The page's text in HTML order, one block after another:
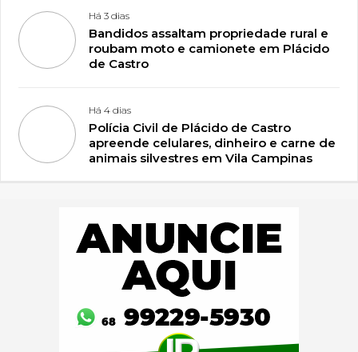
Há 3 dias
Bandidos assaltam propriedade rural e
roubam moto e camionete em Plácido
de Castro
Há 4 dias
Polícia Civil de Plácido de Castro
apreende celulares, dinheiro e carne de
animais silvestres em Vila Campinas